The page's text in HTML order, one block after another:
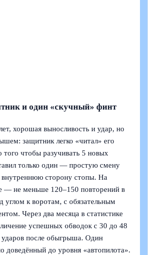
и один «скучный» финт
хорошая выносливость и удар, но
защитник легко «читал» его
того чтобы разучивать 5 новых
только один — простую смену
внутреннюю сторону стопы. На
— не меньше 120–150 повторений в
углом к воротам, с обязательным
Через два месяца в статистике
успешных обводок с 30 до 48
ударов после обыгрыша. Один
доведённый до уровня «автопилота».